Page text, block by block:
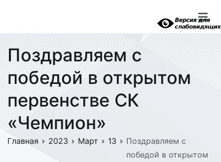
Поздравляем с
победой в открытом
первенстве СК
«Чемпион»
Главная 2023 Март 13
Поздравляем с
победой в открытом